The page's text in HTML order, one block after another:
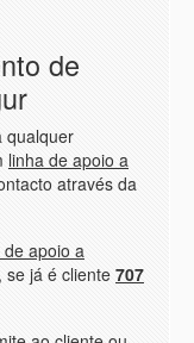
de
linha de apoio a
através da
apoio a
, se já é cliente 707